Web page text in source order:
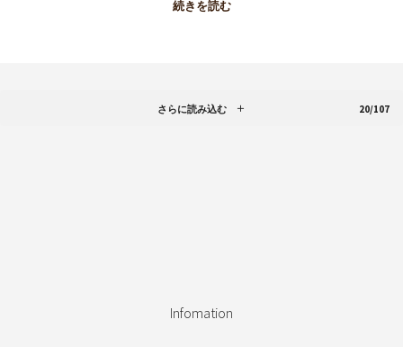
続きを読む
さらに読み込む 20/107
Infomation